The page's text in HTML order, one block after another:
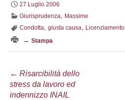
27 Luglio 2006
Giurisprudenza
Massime
Condotta giusta causa Licenziamento
→ Stampa
Navigazione
articolo
← Risarcibilità dello
stress da lavoro ed
indennizzo INAIL